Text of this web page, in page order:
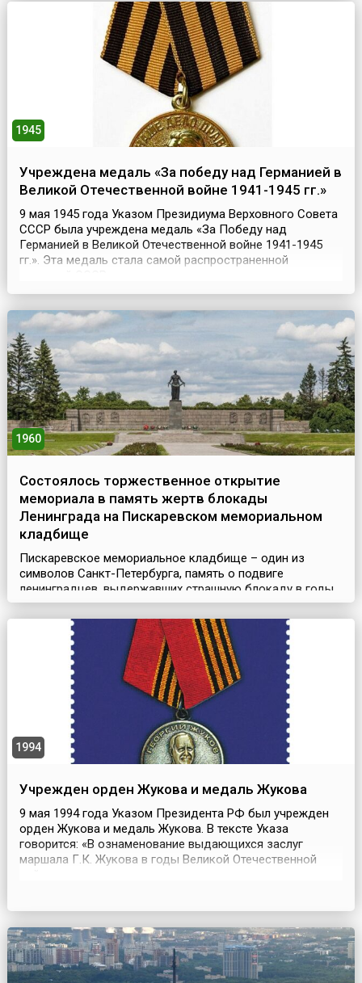
1943-1944 годов советские войска 4-го Украинского
фронта в районе Сиваша и Перекопа...
1945
Учреждена медаль «За победу над Германией в
Великой Отечественной войне 1941-1945 гг.»
9 мая 1945 года Указом Президиума Верховного Совета
СССР была учреждена медаль «За Победу над
Германией в Великой Отечественной войне 1941-1945
гг.». Эта медаль стала самой распространенной
советских людей принимало участие в борьбе с
в октябре 1944 года в Ставке Верховного
Главнокомандования на...
1960
Состоялось торжественное открытие
мемориала в память жертв блокады
Ленинграда на Пискаревском мемориальном
кладбище
Пискаревское мемориальное кладбище – один из
символов Санкт-Петербурга, память о подвиге
ленинградцев, выдержавших страшную блокаду в годы
Великой Отечественной войны. Это кладбище стало
основным местом захоронения погибших жителей и
защитников города. В братских могилах за годы войны
было похоронено более 420 тысяч ленинградцев и 70
тысяч воинов Ленинградского фронта и моряков
Балтийского флота. ...
1994
Учрежден орден Жукова и медаль Жукова
9 мая 1994 года Указом Президента РФ был учрежден
орден Жукова и медаль Жукова. В тексте Указа
говорится: «В ознаменование выдающихся заслуг
маршала Г.К. Жукова в годы Великой Отечественной
наградах и их описание.Орден Жукова...